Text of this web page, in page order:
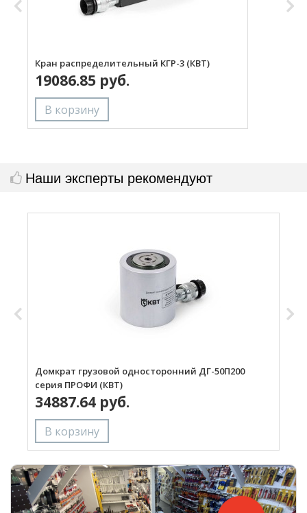
Кран распределительный КГР-3 (КВТ)
19086.85 руб.
Наши эксперты рекомендуют
Домкрат грузовой односторонний ДГ-50П200
серия ПРОФИ (КВТ)
34887.64 руб.